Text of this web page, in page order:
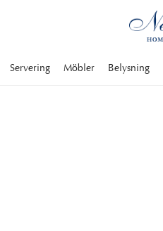
Servering Möbler Belysning